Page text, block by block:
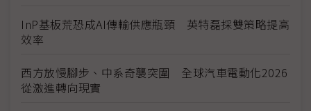
InP基板荒恐成AI傳輸供應瓶頸 英特磊採雙策略提高
效率
西方放慢腳步、中系奇襲突圍 全球汽車電動化2026
從激進轉向現實